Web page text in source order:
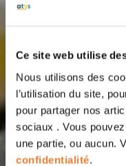
Ce site web utilise
Nous utilisons des
l’utilisation du site,
pour partager nos
sociaux . Vous
une partie, ou aucun.
confidentialité.